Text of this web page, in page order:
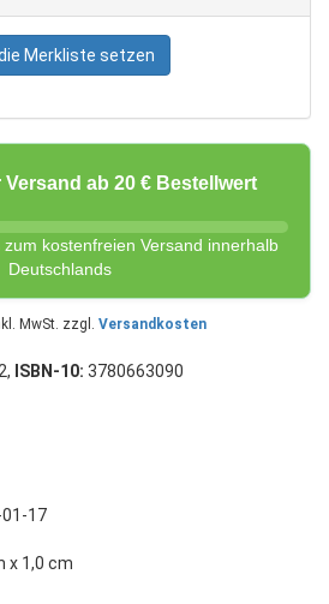
Merkliste setzen
Versand ab 20 € Bestellwert
zum kostenfreien Versand innerhalb
Deutschlands
MwSt. zzgl. Versandkosten
ISBN-10: 3780663090
17
x 1,0 cm